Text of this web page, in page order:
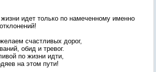
идет только по намеченному именно
счастливых дорог,
обид и тревог.
по жизни идти,
на этом пути!